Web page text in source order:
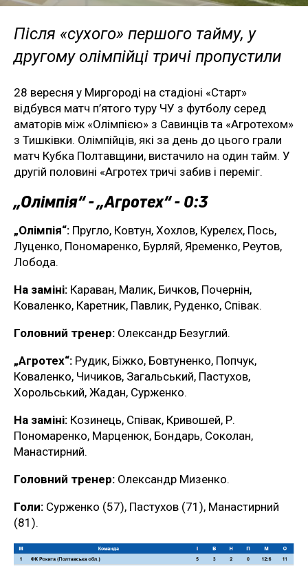
Після «сухого» першого тайму, у
другому олімпійці тричі пропустили
28 вересня у Миргороді на стадіоні «Старт»
відбувся матч п’ятого туру ЧУ з футболу серед
аматорів між «Олімпією» з Савинців та «Агротехом»
з Тишківки. Олімпійців, які за день до цього грали
матч Кубка Полтавщини, вистачило на один тайм. У
другій половині «Агротех тричі забив і переміг.
„Олімпія“ - „Агротех“ - 0:3
„Олімпія“: Пругло, Ковтун, Хохлов, Курелєх, Пось,
Луценко, Пономаренко, Бурляй, Яременко, Реутов,
Лобода.
На заміні: Караван, Малик, Бичков, Почернін,
Коваленко, Каретник, Павлик, Руденко, Співак.
Головний тренер: Олександр Безуглий.
„Агротех“: Рудик, Біжко, Бовтуненко, Попчук,
Коваленко, Чичиков, Загальський, Пастухов,
Хорольський, Жадан, Сурженко.
На заміні: Козинець, Співак, Кривошей, Р.
Пономаренко, Марценюк, Бондарь, Соколан,
Манастирний.
Головний тренер: Олександр Мизенко.
Голи: Сурженко (57), Пастухов (71), Манастирний
(81).